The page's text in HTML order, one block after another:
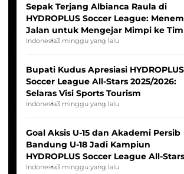
Sepak Terjang Albianca Raula di
HYDROPLUS Soccer League:
Jalan untuk Mengejar Mimpi ke
Indonesia Putri
Indonesia3 minggu yang lalu
Bupati Kudus Apresiasi HYDROPLUS
Soccer League All-Stars 2025/2026:
Selaras Visi Sports Tourism
Indonesia3 minggu yang lalu
Goal Aksis U-15 dan Akademi Persib
Bandung U-18 Jadi Kampiun
HYDROPLUS Soccer League All-Stars
2025/2026
Indonesia3 minggu yang lalu